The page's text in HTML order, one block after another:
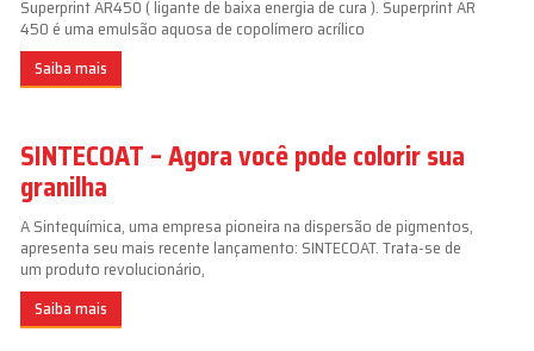
Superprint AR450 ( ligante de baixa energia de cura ). Superprint AR
450 é uma emulsão aquosa de copolímero acrílico
Saiba mais
SINTECOAT – Agora você pode colorir sua
granilha
A Sintequímica, uma empresa pioneira na dispersão de pigmentos,
apresenta seu mais recente lançamento: SINTECOAT. Trata-se de
um produto revolucionário,
Saiba mais